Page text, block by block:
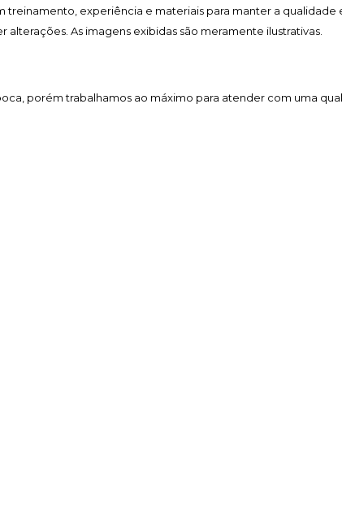
experiência e materiais para manter a
As imagens exibidas são meramente ilustrativas.
porém trabalhamos ao máximo para atender com uma